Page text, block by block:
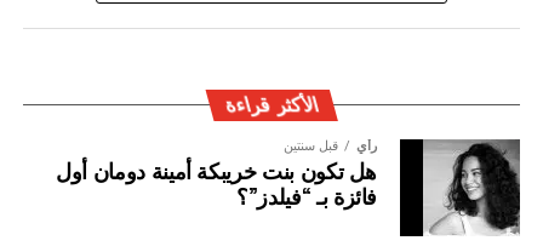
الأكثر قراءة
رأي قبل سنتين
هل تكون بنت خريبكة أمينة دومان أول
فائزة بـ “فيلدز”؟